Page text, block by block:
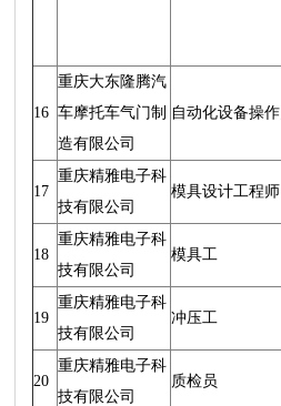
16
重庆大东隆腾汽
车摩托车气门制
造有限公司
自动化设备操
17
重庆精雅电子科
技有限公司
模具设计工程师
18
重庆精雅电子科
技有限公司
模具工
19
重庆精雅电子科
技有限公司
冲压工
20
重庆精雅电子科
技有限公司
质检员